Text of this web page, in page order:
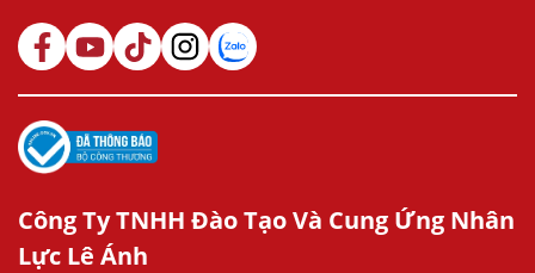
Công Ty TNHH Đào Tạo Và Cung Ứng Nhân
Lực Lê Ánh